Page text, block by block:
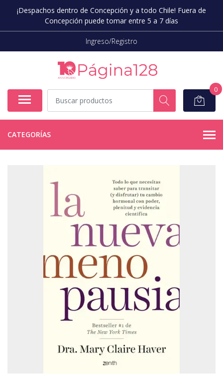
¡Despachos dentro de Concepción y a todo Chile! Fuera de
Concepción puede tomar entre 5 a 7 días
Ingreso/Registro
0
CATEGORÍAS